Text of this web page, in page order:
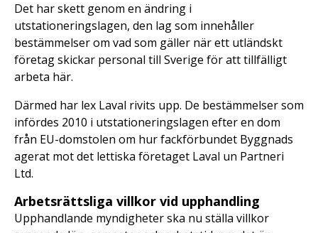
Det har skett genom en ändring i
utstationeringslagen, den lag som innehåller
bestämmelser om vad som gäller när ett utländskt
företag skickar personal till Sverige för att tillfälligt
arbeta här.
Därmed har lex Laval rivits upp. De bestämmelser som
infördes 2010 i utstationeringslagen efter en dom
från EU-domstolen om hur fackförbundet Byggnads
agerat mot det lettiska företaget Laval un Partneri
Ltd.
Arbetsrättsliga villkor vid upphandling
Upphandlande myndigheter ska nu ställa villkor